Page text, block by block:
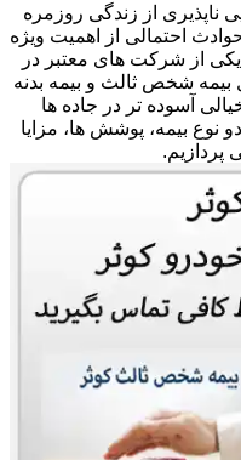
ناپذیری از زندگی روزمره
احتمالی از اهمیت ویژه
از شرکت های معتبر در
بیمه شخص ثالث و بیمه بدنه
آسوده تر در جاده ها
نوع بیمه، پوشش ها، مزایا
پردازیم.